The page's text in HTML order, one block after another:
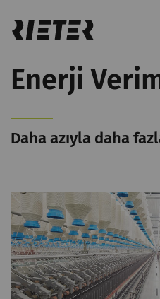
Enerji
Daha azıyla daha